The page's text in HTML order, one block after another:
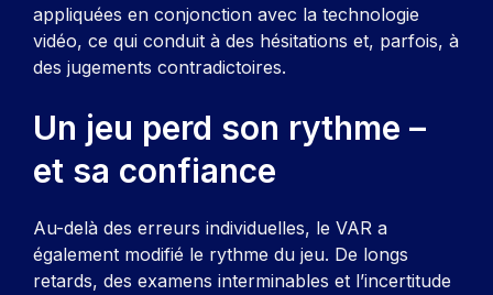
appliquées en conjonction avec la technologie
vidéo, ce qui conduit à des hésitations et, parfois, à
des jugements contradictoires.
Un jeu perd son rythme –
et sa confiance
Au-delà des erreurs individuelles, le VAR a
également modifié le rythme du jeu. De longs
retards, des examens interminables et l’incertitude